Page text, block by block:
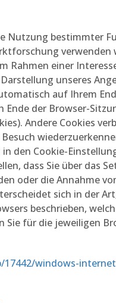
Nutzung bestimmter
verwenden
Rahmen einer
unseres
auf Ihrem
der Browser-
Andere Cookies
den Cookie-
dass Sie über das
oder die Annahme
sich in der
beschrieben,
Sie für die jeweiligen
windows-